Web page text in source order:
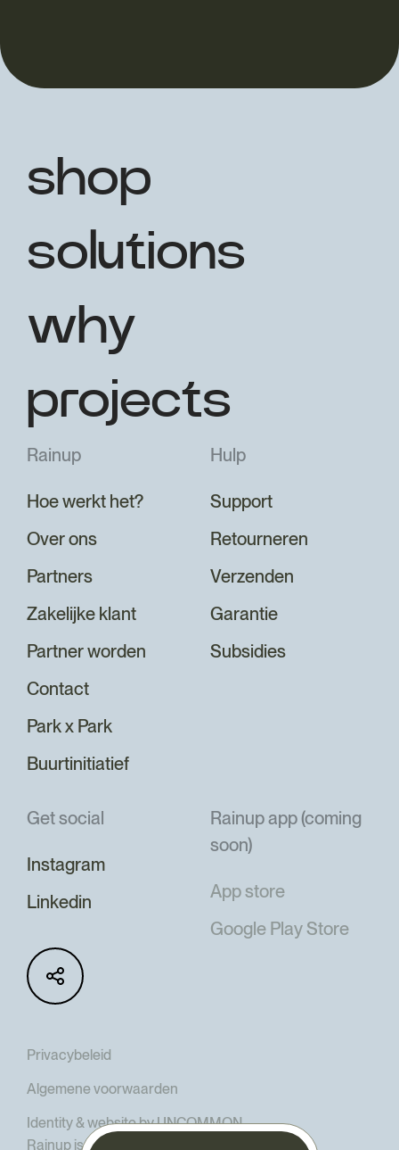
shop
solutions
why
projects
Rainup
Hoe werkt het?
Over ons
Partners
Zakelijke klant
Partner worden
Contact
Park x Park
Buurtinitiatief
Hulp
Support
Retourneren
Verzenden
Garantie
Subsidies
Get social
Instagram
Linkedin
Rainup app (coming
soon)
App store
Google Play Store
Privacybeleid
Algemene voorwaarden
Identity & website by UNCOMMON
Rainup is onderdeel van The Goodd Company,